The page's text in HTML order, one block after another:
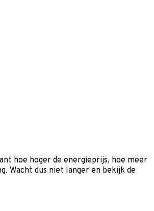
hoe hoger de energieprijs, hoe meer
Wacht dus niet langer en bekijk de